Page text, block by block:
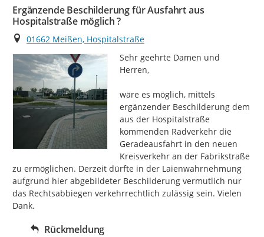
Ergänzende Beschilderung für Ausfahrt aus
Hospitalstraße möglich ?
Ort
01662 Meißen, Hospitalstraße
Sehr geehrte Damen und
Herren,
wäre es möglich, mittels
ergänzender Beschilderung dem
aus der Hospitalstraße
kommenden Radverkehr die
Geradeausfahrt in den neuen
Kreisverkehr an der Fabrikstraße
zu ermöglichen. Derzeit dürfte in der Laienwahrnehmung
aufgrund hier abgebildeter Beschilderung vermutlich nur
das Rechtsabbiegen verkehrrechtlich zulässig sein. Vielen
Dank.
Rückmeldung